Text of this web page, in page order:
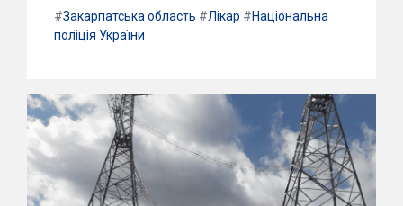
#Закарпатська область #Лікар #Національна
поліція України